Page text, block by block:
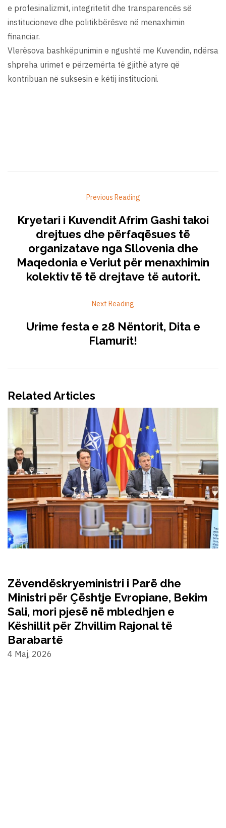
e profesinalizmit, integritetit dhe transparencës së
institucioneve dhe politikbërësve në menaxhimin
financiar.
Vlerësova bashkëpunimin e ngushtë me Kuvendin, ndërsa
shpreha urimet e përzemërta të gjithë atyre që
kontribuan në suksesin e këtij institucioni.
Previous Reading
Kryetari i Kuvendit Afrim Gashi takoi
drejtues dhe përfaqësues të
organizatave nga Sllovenia dhe
Maqedonia e Veriut për menaxhimin
kolektiv të të drejtave të autorit.
Next Reading
Urime festa e 28 Nëntorit, Dita e
Flamurit!
Related Articles
Zëvendëskryeministri i Parë dhe
Ministri për Çështje Evropiane, Bekim
Sali, mori pjesë në mbledhjen e
Këshillit për Zhvillim Rajonal të
Barabartë
4 Maj, 2026